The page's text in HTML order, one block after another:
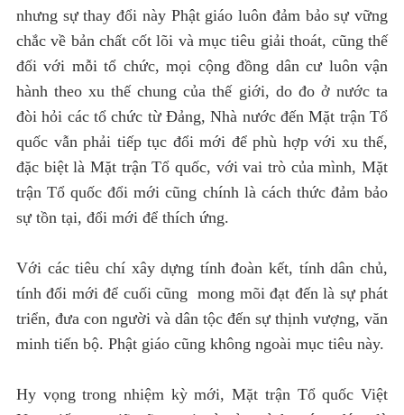
nhưng sự thay đổi này Phật giáo luôn đảm bảo sự vững
chắc về bản chất cốt lõi và mục tiêu giải thoát, cũng thế
đối với mỗi tổ chức, mọi cộng đồng dân cư luôn vận
hành theo xu thế chung của thế giới, do đo ở nước ta
đòi hỏi các tổ chức từ Đảng, Nhà nước đến Mặt trận Tổ
quốc vẫn phải tiếp tục đổi mới để phù hợp với xu thế,
đặc biệt là Mặt trận Tổ quốc, với vai trò của mình, Mặt
trận Tổ quốc đổi mới cũng chính là cách thức đảm bảo
sự tồn tại, đổi mới để thích ứng.
Với các tiêu chí xây dựng tính đoàn kết, tính dân chủ,
tính đổi mới để cuối cũng mong mõi đạt đến là sự phát
triển, đưa con người và dân tộc đến sự thịnh vượng, văn
minh tiến bộ. Phật giáo cũng không ngoài mục tiêu này.
Hy vọng trong nhiệm kỳ mới, Mặt trận Tổ quốc Việt